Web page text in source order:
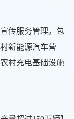
传服务管理。包
新能源汽车营
村充电基础设施